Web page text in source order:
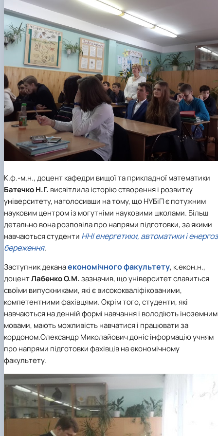
К.ф.-м.н., доцент кафедри вищої та прикладної математики
Батечко Н.Г. висвітлила історію створення і розвитку
університету, наголосивши на тому, що НУБіП є потужним
науковим центром із могутніми науковими школами. Більш
детально вона розповіла про напрями підготовки, за якими
навчаються студенти ННІ енергетики, автоматики і енергоз
береження.
Заступник деканаекономічного факультету, к.екон.н.,
доцентЛабенко О.М.зазначив, що університет славиться
своїми випускниками, які є висококваліфікованими,
компетентними фахівцями. Окрім того, студенти, які
навчаються на денній формі навчання і володіють
мовами, мають можливість навчатися і працювати за
кордоном.Олександр Миколайович доніс інформацію учням
про напрями підготовки фахівців на економічному
факультету.